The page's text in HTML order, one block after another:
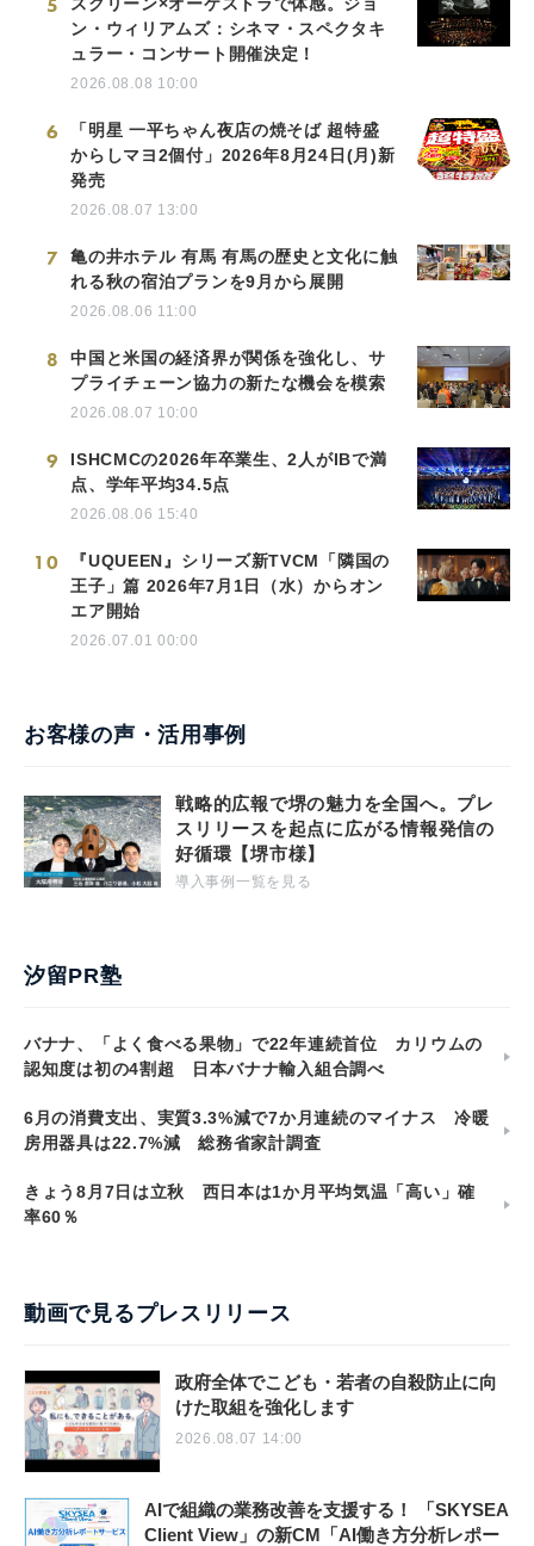
5
ン・ウィリアムズ：シネマ・スペクタキ
ュラー・コンサート開催決定！
2026.08.08 10:00
6
「明星 一平ちゃん夜店の焼そば 超特盛
からしマヨ2個付」2026年8月24日(月)新
発売
2026.08.07 13:00
7
亀の井ホテル 有馬 有馬の歴史と文化に触
れる秋の宿泊プランを9月から展開
2026.08.06 11:00
8
中国と米国の経済界が関係を強化し、サ
プライチェーン協力の新たな機会を模索
2026.08.07 10:00
9
ISHCMCの2026年卒業生、2人がIBで満
点、学年平均34.5点
2026.08.06 15:40
10
『UQUEEN』シリーズ新TVCM「隣国の
王子」篇 2026年7月1日（水）からオン
エア開始
2026.07.01 00:00
お客様の声・活用事例
戦略的広報で堺の魅力を全国へ。プレ
スリリースを起点に広がる情報発信の
好循環【堺市様】
導入事例一覧を見る
汐留PR塾
バナナ、「よく食べる果物」で22年連続首位 カリウムの
認知度は初の4割超 日本バナナ輸入組合調べ
6月の消費支出、実質3.3%減で7か月連続のマイナス 冷暖
房用器具は22.7%減 総務省家計調査
きょう8月7日は立秋 西日本は1か月平均気温「高い」確
率60％
動画で見るプレスリリース
政府全体でこども・若者の自殺防止に向
けた取組を強化します
2026.08.07 14:00
AIで組織の業務改善を支援する！ 「SKYSEA
Client View」の新CM「AI働き方分析レポー